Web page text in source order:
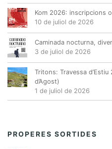
Kom 2026: inscripcions
10 de juliol de 2026
Caminada nocturna,
3 de juliol de 2026
Tritons: Travessa
d’Agost)
1 de juliol de 2026
PROPERES SORTIDES